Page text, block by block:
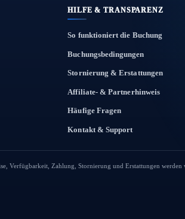
HILFE & TRANSPARENZ
So funktioniert die Buchung
Buchungsbedingungen
Stornierung & Erstattungen
Affiliate- & Partnerhinweis
Häufige Fragen
Kontakt & Support
Verfügbarkeit, Zahlung, Stornierung und Erstattungen